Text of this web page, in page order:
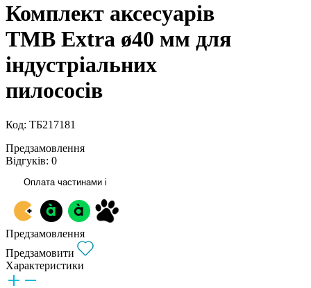
Комплект аксесуарів
TMB Extra ø40 мм для
індустріальних
пилососів
Код: ТБ217181
Предзамовлення
Відгуків: 0
Оплата частинами i
Предзамовлення
Предзамовити
Характеристики